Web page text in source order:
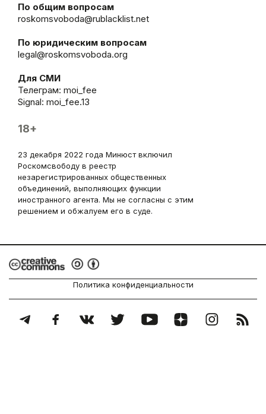
По общим вопросам
roskomsvoboda@rublacklist.net
По юридическим вопросам
legal@roskomsvoboda.org
Для СМИ
Телеграм: moi_fee
Signal: moi_fee.13
18+
23 декабря 2022 года Минюст включил
Роскомсвободу в реестр
незарегистрированных общественных
объединений, выполняющих функции
иностранного агента. Мы не согласны с этим
решением и обжалуем его в суде.
Политика конфиденциальности